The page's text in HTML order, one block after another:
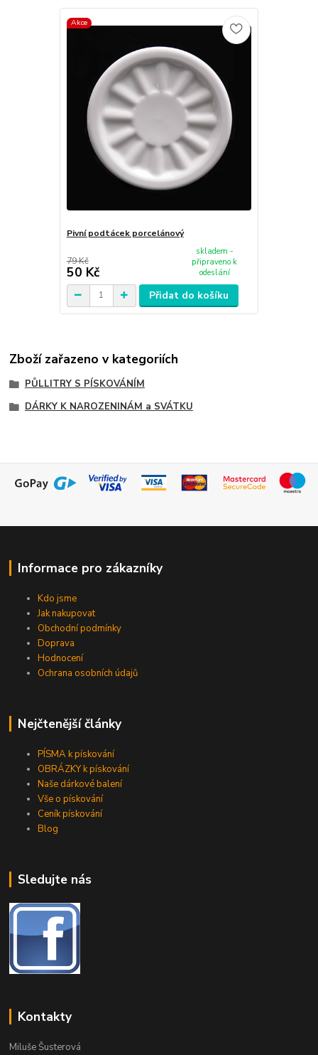
Akce
Pivní podtácek porcelánový
79 Kč
50 Kč
skladem -
připraveno k
odeslání
Přidat do košíku
Zboží zařazeno v kategoriích
PŮLLITRY S PÍSKOVÁNÍM
DÁRKY K NAROZENINÁM a SVÁTKU
Informace pro zákazníky
Kdo jsme
Jak nakupovat
Obchodní podmínky
Doprava
Hodnocení
Ochrana osobních údajů
Nejčtenější články
PÍSMA k pískování
OBRÁZKY k pískování
Naše dárkové balení
Vše o pískování
Ceník pískování
Blog
Sledujte nás
Kontakty
Miluše Šusterová